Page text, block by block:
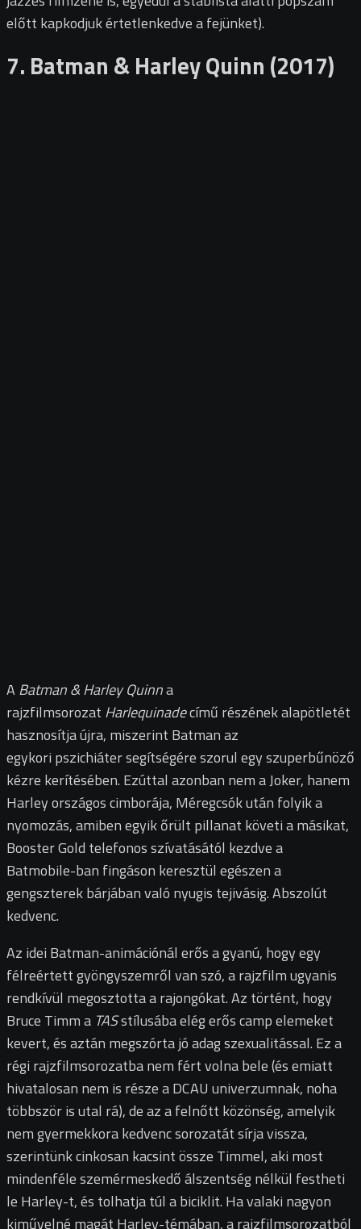
előtt kapkodjuk értetlenkedve a fejünket).
7. Batman & Harley Quinn (2017)
ABatman & Harley Quinna
rajzfilmsorozat Harlequinadecímű részének alapötletét
hasznosítja újra, miszerint Batman az
egykori pszichiáter segítségére szorul egy szuperbűnöző
kézre kerítésében. Ezúttal azonban nem a Joker, hanem
Harley országos cimborája, Méregcsók után folyik a
nyomozás, amiben egyik őrült pillanat követi a másikat,
Booster Gold telefonos szívatásától kezdve a
Batmobile-ban fingáson keresztül egészen a
gengszterek bárjában való nyugis tejivásig. Abszolút
kedvenc.
Az idei Batman-animációnál erős a gyanú, hogy egy
félreértett gyöngyszemről van szó, a rajzfilm ugyanis
rendkívül megosztotta a rajongókat. Az történt, hogy
Bruce Timm a TASstílusába elég erős camp elemeket
kevert, és aztán megszórta jó adag szexualitással. Ez a
régi rajzfilmsorozatba nem fért volna bele (és emiatt
hivatalosan nem is része a DCAU univerzumnak, noha
többször is utal rá), de az a felnőtt közönség, amelyik
nem gyermekkora kedvenc sorozatát sírja vissza,
szerintünk cinkosan kacsint össze Timmel, aki most
mindenféle szemérmeskedő álszentség nélkül festheti
le Harley-t, és tolhatja túl a biciklit. Ha valaki nagyon
kiművelné magát Harley-témában, a rajzfilmsorozatból